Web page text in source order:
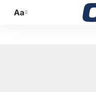
Promijeni
Aa